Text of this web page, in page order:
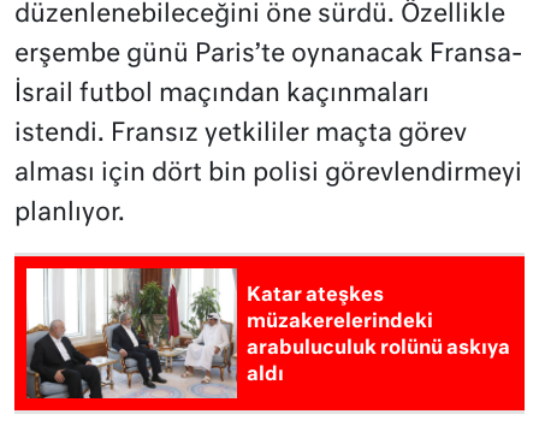
düzenlenebileceğini öne sürdü. Özellikle
erşembe günü Paris’te oynanacak Fransa-
İsrail futbol maçından kaçınmaları
istendi. Fransız yetkililer maçta görev
alması için dört bin polisi görevlendirmeyi
planlıyor.
Katar ateşkes
müzakerelerindeki
arabuluculuk rolünü askıya
aldı